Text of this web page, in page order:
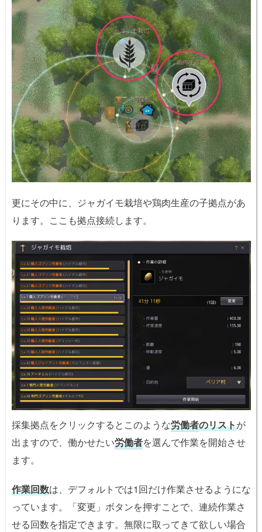
更にその中に、ジャガイモ栽培や鶏肉生産の子拠点があ
ります。ここも拠点接続します。
採集拠点をクリックするとこのような労働者のリストが
出ますので、働かせたい労働者を選んで作業を開始させ
ます。
作業回数は、デフォルトでは1回だけ作業させるようにな
っています。「変更」ボタンを押すことで、連続作業さ
せる回数を指定できます。無限に取ってきて欲しい場合